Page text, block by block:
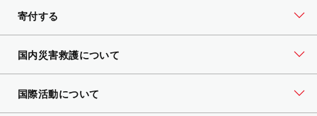
寄付する
国内災害救護について
国際活動について